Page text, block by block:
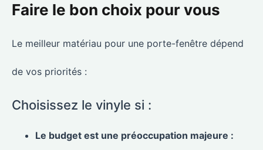
Faire le bon choix pour vous
Le meilleur matériau pour une porte-fenêtre dépend
de vos priorités :
Choisissez le vinyle si :
Le budget est une préoccupation majeure :